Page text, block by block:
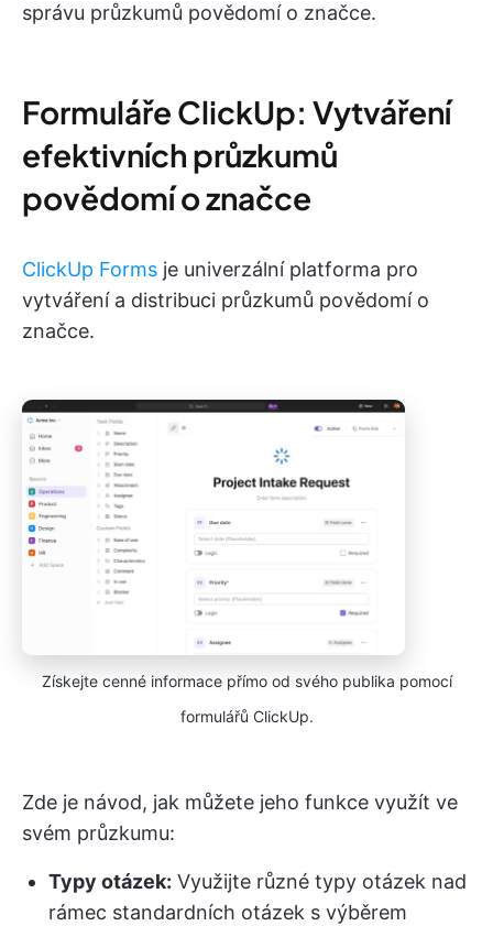
správu průzkumů povědomí o značce.
Formuláře ClickUp: Vytváření
efektivních průzkumů
povědomí o značce
ClickUp Forms je univerzální platforma pro
vytváření a distribuci průzkumů povědomí o
značce.
Získejte cenné informace přímo od svého publika pomocí
formulářů ClickUp.
Zde je návod, jak můžete jeho funkce využít ve
svém průzkumu:
Typy otázek: Využijte různé typy otázek nad
rámec standardních otázek s výběrem